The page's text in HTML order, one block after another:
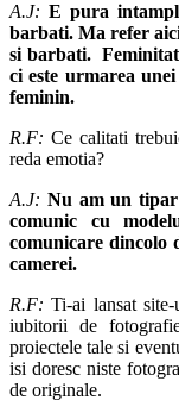
A.J: E pura
barbati. Ma refer
si barbati.
ci este urmarea
feminin.
R.F: Ce calitati
reda emotia?
A.J: Nu am un tipar
comunic cu
comunicare dincolo
camerei.
R.F: Ti-ai lansat
iubitorii de
proiectele tale si
isi doresc niste
de originale.